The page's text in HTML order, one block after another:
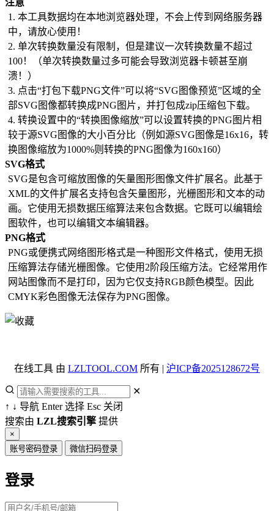
注意
1. 本工具数据均在本地浏览器处理，不会上传到网络服务器
中，请放心使用！
2. 单次转换数量没有限制，但是建议一次转换数量不超过
100！（单次转换数量过多可能会导致浏览器卡顿甚至崩
溃！）
3. 点击“打包下载PNG文件”可以将“SVG图像预览”区域的全
部SVG图像都转换成PNG图片，并打包成zip压缩包下载。
4. 转换设置中的“转换图像缩放”可以设置转换的PNG图片相
较于源SVG图像的大小百分比（例如源SVG图像是16x16，转
换图像缩放为1000%则转换的PNG图像为160x160）
SVG格式
SVG是包含可缩放图像的矢量图形图像文件扩展名。此基于
XML的文件扩展名支持包含矢量图形，光栅图形和文本的动
画。它使用无损数据压缩算法来包含数据。它既可以编辑绘
图软件，也可以编辑文本编辑器。
PNG格式
PNG或便携式网络图形格式是一种图形文件格式，使用无损
压缩算法存储光栅图像。它使用2阶段压缩方法。它经常用作
网站图像而不是打印，因为它仅支持RGB颜色模型。因此
CMYK彩色图像无法保存为PNG图像。
在线工具 由 LZLTOOL.COM 所有 | 沪ICP备2025128672号
✕
↑ ↓ 导航 Enter选择 Esc 关闭
搜索由 LZL搜索引擎提供
×
账号密码登录
微信扫码登录
登录